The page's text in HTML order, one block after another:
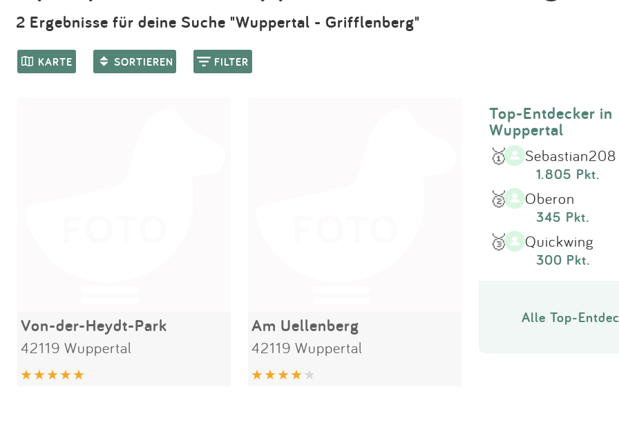
2 Ergebnisse für deine Suche "Wuppertal - Grifflenberg"
KARTE SORTIEREN FILTER
Von-der-Heydt-Park
42119 Wuppertal
Am Uellenberg
42119 Wuppertal
Top-Entdecker in
Wuppertal
🥇 Sebastian208
1.805 Pkt.
🥈 Oberon
345 Pkt.
🥉 Quickwing
300 Pkt.
Alle Top-